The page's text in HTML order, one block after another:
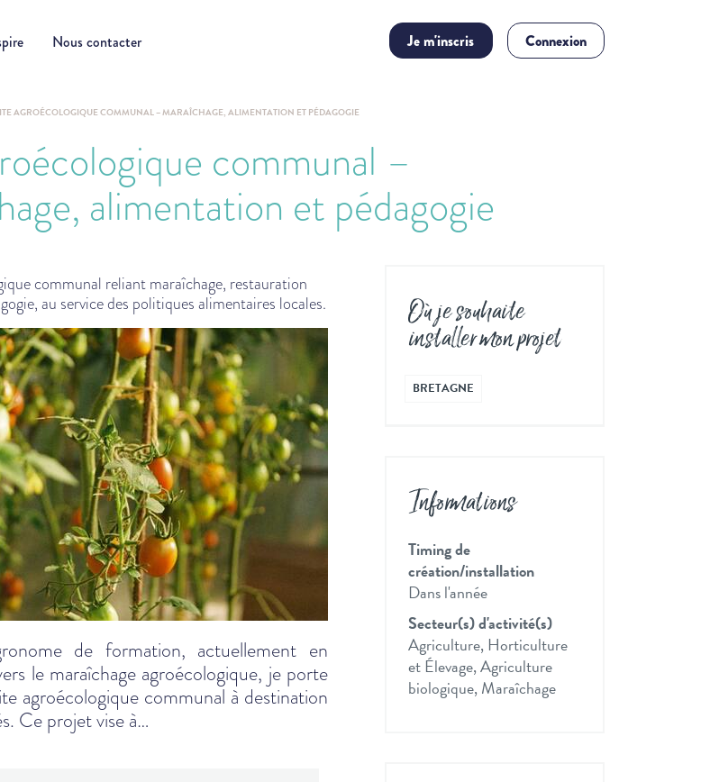
Nous contacter Je m'inscris Connexion
AGROÉCOLOGIQUE COMMUNAL – MARAÎCHAGE, ALIMENTATION ET PÉDAGOGIE
communal –
alimentation et pédagogie
communal reliant maraîchage, restauration
au service des politiques alimentaires locales.
de formation, actuellement en
le maraîchage agroécologique, je porte
agroécologique communal à destination
Ce projet vise à…
Où je souhaite
installer mon projet
BRETAGNE
Informations
Timing de
création/installation
Dans l'année
Secteur(s) d'activité(s)
Agriculture, Horticulture
et Élevage, Agriculture
biologique, Maraîchage